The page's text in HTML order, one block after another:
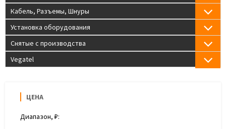
Кабель, Разъемы, Шнуры
Установка оборудования
Снятые с производства
Vegatel
ЦЕНА
Диапазон, ₽: